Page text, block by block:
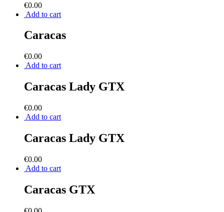
€0.00
Add to cart
Caracas
€0.00
Add to cart
Caracas Lady GTX
€0.00
Add to cart
Caracas Lady GTX
€0.00
Add to cart
Caracas GTX